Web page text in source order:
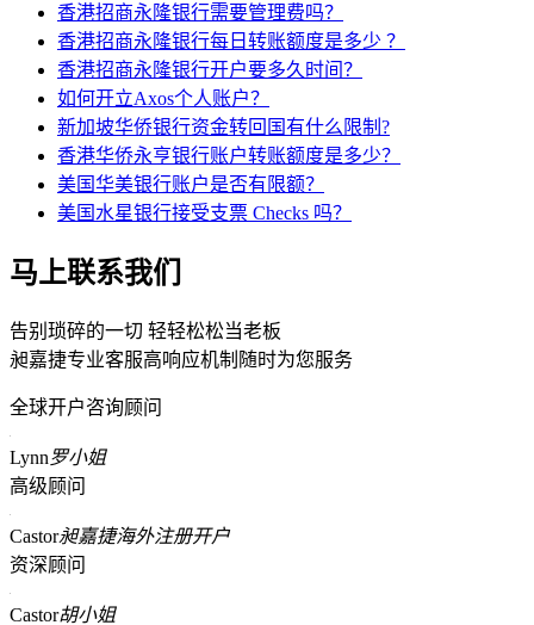
香港招商永隆银行需要管理费吗？
香港招商永隆银行每日转账额度是多少 ？
香港招商永隆银行开户要多久时间？
如何开立Axos个人账户？
新加坡华侨银行资金转回国有什么限制?
香港华侨永亨银行账户转账额度是多少？
美国华美银行账户是否有限额？
美国水星银行接受支票 Checks 吗？
马上联系我们
告别琐碎的一切 轻轻松松当老板
昶嘉捷专业客服高响应机制随时为您服务
全球开户咨询顾问
Lynn罗小姐
高级顾问
Castor昶嘉捷海外注册开户
资深顾问
Castor胡小姐